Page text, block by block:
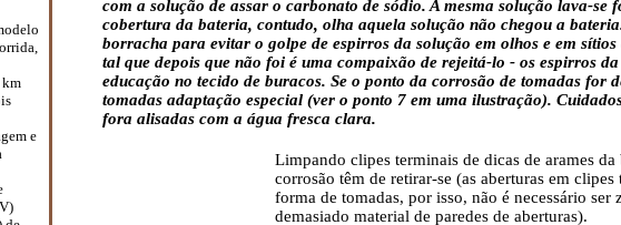
km
e
com a solução de assar o carbonato de sódio. A mesma solução lava-
cobertura da bateria, contudo, olha aquela solução não chegou a
borracha para evitar o golpe de espirros da solução em olhos e em
tal que depois que não foi é uma compaixão de rejeitá-lo - os espirros
educação no tecido de buracos. Se o ponto da corrosão de tomadas for
tomadas adaptação especial (ver o ponto 7 em uma ilustração).
fora alisadas com a água fresca clara.
Limpando clipes terminais de dicas de arames da
corrosão têm de retirar-se (as aberturas em
forma de tomadas, por isso, não é necessário ser
demasiado material de paredes de aberturas).